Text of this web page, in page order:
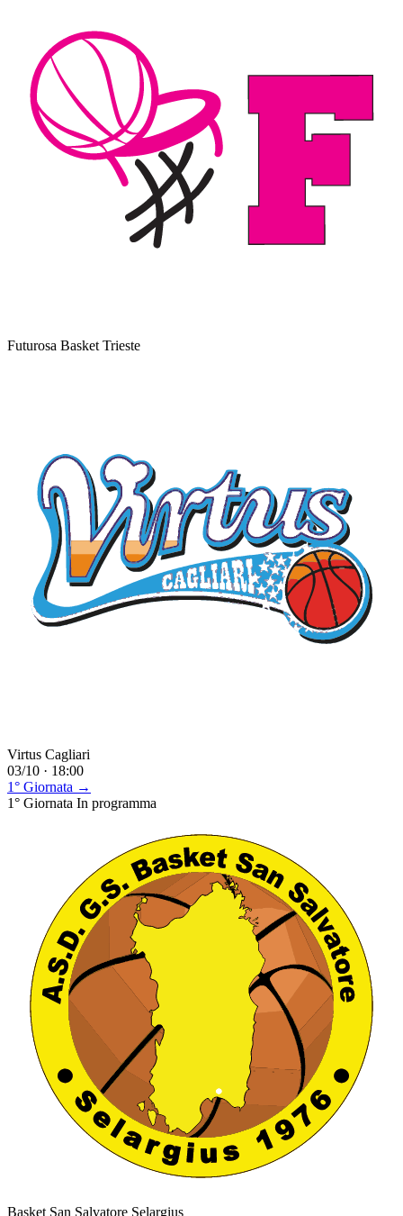
Futurosa Basket Trieste
Virtus Cagliari
03/10 · 18:00
1° Giornata →
1° Giornata In programma
Basket San Salvatore Selargius